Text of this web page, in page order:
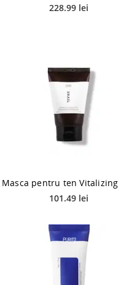
228.99 lei
101.49 lei